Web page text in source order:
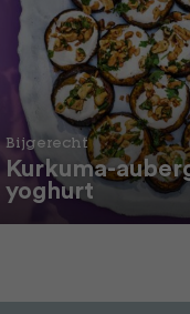
Bijgerecht
Kurkuma-
yoghurt